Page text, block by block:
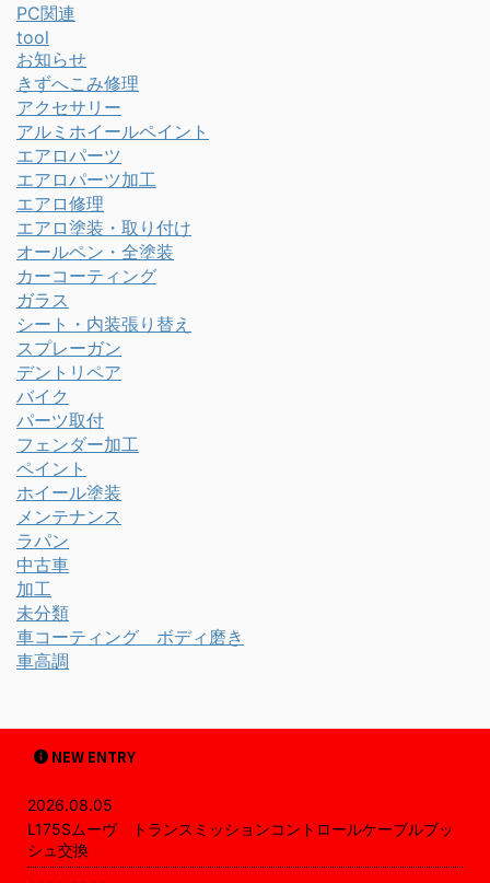
PC関連
tool
お知らせ
きずへこみ修理
アクセサリー
アルミホイールペイント
エアロパーツ
エアロパーツ加工
エアロ修理
エアロ塗装・取り付け
オールペン・全塗装
カーコーティング
ガラス
シート・内装張り替え
スプレーガン
デントリペア
バイク
パーツ取付
フェンダー加工
ペイント
ホイール塗装
メンテナンス
ラパン
中古車
加工
未分類
車コーティング ボディ磨き
車高調
NEW ENTRY
2026.08.05
L175Sムーヴ トランスミッションコントロールケーブルブッ
シュ交換